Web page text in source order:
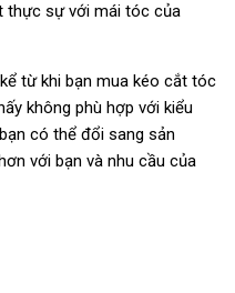
thực sự với mái tóc của
từ khi bạn mua kéo cắt tóc
không phù hợp với kiểu
có thể đổi sang sản
với bạn và nhu cầu của